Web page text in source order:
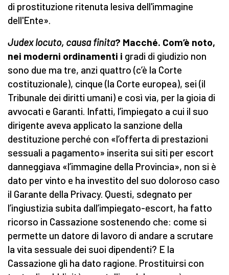
di prostituzione ritenuta lesiva dell'immagine
dell'Ente».
Judex locuto, causa finita? Macché. Com’è noto,
nei moderni ordinamenti i gradi di giudizio non
sono due ma tre, anzi quattro (c’è la Corte
costituzionale), cinque (la Corte europea), sei (il
Tribunale dei diritti umani) e così via, per la gioia di
avvocati e Garanti. Infatti, l’impiegato a cui il suo
dirigente aveva applicato la sanzione della
destituzione perché con «l’offerta di prestazioni
sessuali a pagamento» inserita sui siti per escort
danneggiava «l’immagine della Provincia», non si è
dato per vinto e ha investito del suo doloroso caso
il Garante della Privacy. Questi, sdegnato per
l’ingiustizia subita dall’impiegato-escort, ha fatto
ricorso in Cassazione sostenendo che: come si
permette un datore di lavoro di andare a scrutare
la vita sessuale dei suoi dipendenti? E la
Cassazione gli ha dato ragione. Prostituirsi con